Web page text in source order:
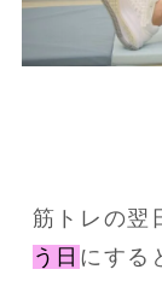
筋トレの翌
う日 にする